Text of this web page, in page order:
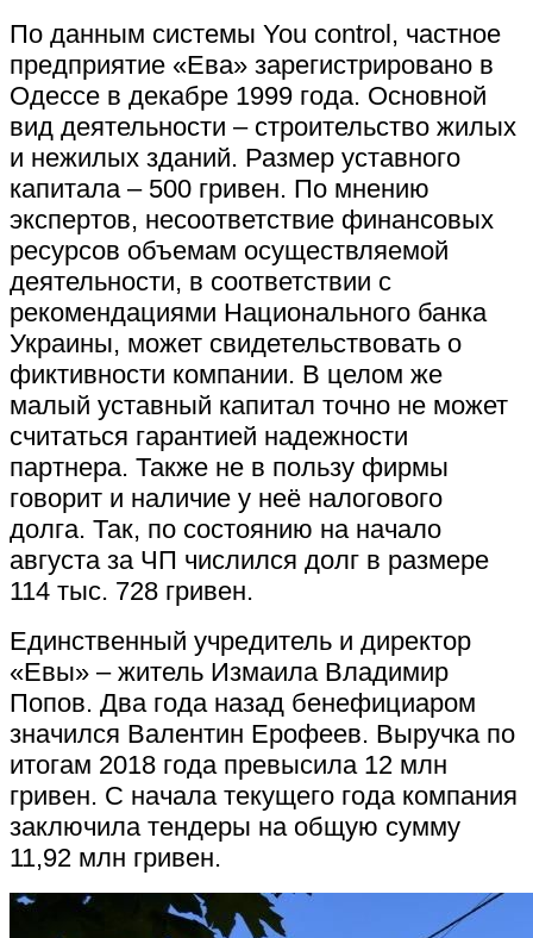
По данным системы You control, частное
предприятие «Ева» зарегистрировано в
Одессе в декабре 1999 года. Основной
вид деятельности – строительство жилых
и нежилых зданий. Размер уставного
капитала – 500 гривен. По мнению
экспертов, несоответствие финансовых
ресурсов объемам осуществляемой
деятельности, в соответствии с
рекомендациями Национального банка
Украины, может свидетельствовать о
фиктивности компании. В целом же
малый уставный капитал точно не может
считаться гарантией надежности
партнера. Также не в пользу фирмы
говорит и наличие у неё налогового
долга. Так, по состоянию на начало
августа за ЧП числился долг в размере
114 тыс. 728 гривен.
Единственный учредитель и директор
«Евы» – житель Измаила Владимир
Попов. Два года назад бенефициаром
значился Валентин Ерофеев. Выручка по
итогам 2018 года превысила 12 млн
гривен. С начала текущего года компания
заключила тендеры на общую сумму
11,92 млн гривен.